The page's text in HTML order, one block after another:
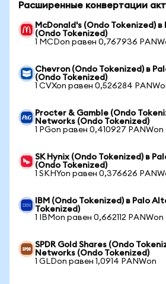
Расширенные конвертации
McDonald's (Ondo Tokenized)
(Ondo Tokenized)
1 MCDon равен 0,767936
Chevron (Ondo Tokenized) в
(Ondo Tokenized)
1 CVXon равен 0,526284
Procter & Gamble (Ondo
Networks (Ondo Tokenized)
1 PGon равен 0,410927 PANWon
SK Hynix (Ondo Tokenized) в
(Ondo Tokenized)
1 SKHYon равен 0,376626
IBM (Ondo Tokenized) в Palo
Tokenized)
1 IBMon равен 0,662112 PANWon
SPDR Gold Shares (Ondo
Networks (Ondo Tokenized)
1 GLDon равен 1,0914 PANWon